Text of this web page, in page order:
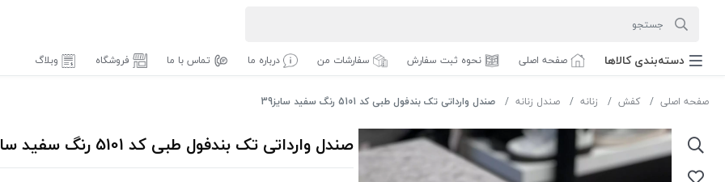
دسته‌بندی‌ کالاها صفحه اصلی نحوه ثبت سفارش سفارشات من درباره ما تماس با ما فروشگاه وبلاگ
صفحه اصلی کفش زنانه صندل زنانه صندل وارداتی تک بندفول طبی کد 5101 رنگ سفید سایز39
صندل وارداتی تک بندفول طبی کد 5101 رنگ سفید سایز39